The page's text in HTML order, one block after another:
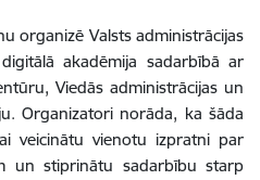
organizē Valsts administrācijas
akadēmija sadarbībā ar
Viedās administrācijas un
Organizatori norāda, ka šāda
veicinātu vienotu izpratni par
un stiprinātu sadarbību starp